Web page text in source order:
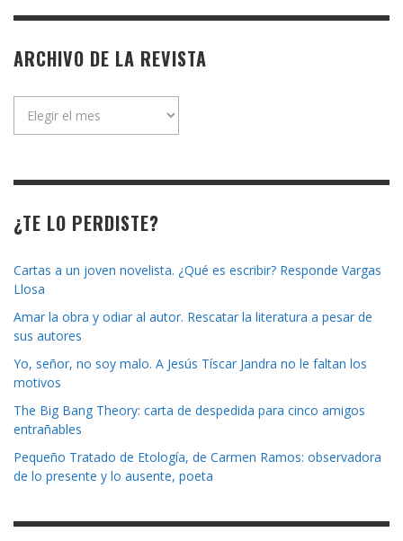
ARCHIVO DE LA REVISTA
¿TE LO PERDISTE?
Cartas a un joven novelista. ¿Qué es escribir? Responde Vargas
Llosa
Amar la obra y odiar al autor. Rescatar la literatura a pesar de
sus autores
Yo, señor, no soy malo. A Jesús Tíscar Jandra no le faltan los
motivos
The Big Bang Theory: carta de despedida para cinco amigos
entrañables
Pequeño Tratado de Etología, de Carmen Ramos: observadora
de lo presente y lo ausente, poeta